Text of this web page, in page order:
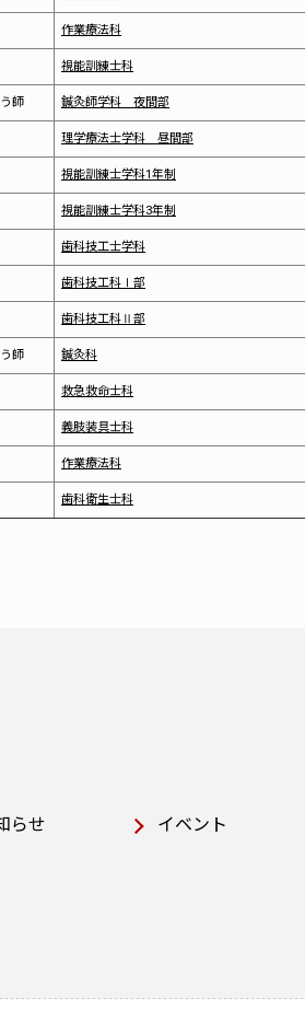
作業療法科
視能訓練士科
師 鍼灸師学科 夜間部
理学療法士学科 昼間部
視能訓練士学科1年制
視能訓練士学科3年制
歯科技工士学科
歯科技工科Ⅰ部
歯科技工科Ⅱ部
師 鍼灸科
救急救命士科
義肢装具士科
作業療法科
歯科衛生士科
らせ イベント